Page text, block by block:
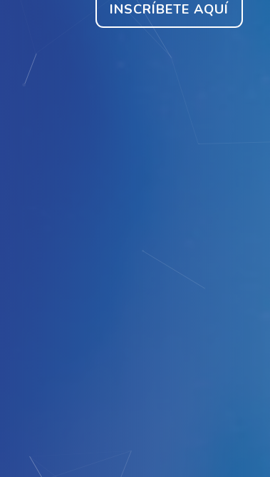
INSCRÍBETE AQUÍ